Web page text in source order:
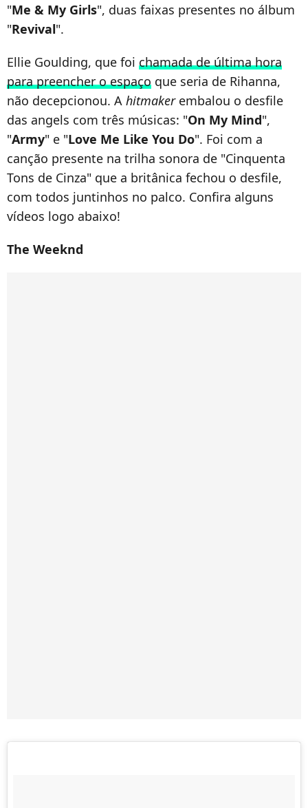
"Me & My Girls", duas faixas presentes no álbum
"Revival".
Ellie Goulding, que foi chamada de última hora
para preencher o espaço que seria de Rihanna,
não decepcionou. A hitmakerembalou o desfile
das angels com três músicas: "On My Mind",
"Army" e "Love Me Like You Do". Foi com a
canção presente na trilha sonora de "Cinquenta
Tons de Cinza" que a britânica fechou o desfile,
com todos juntinhos no palco. Confira alguns
vídeos logo abaixo!
The Weeknd